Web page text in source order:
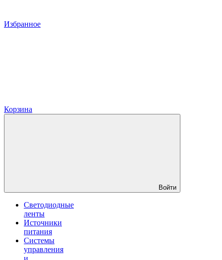
Избранное
Корзина
Войти
Светодиодные
ленты
Источники
питания
Системы
управления
и